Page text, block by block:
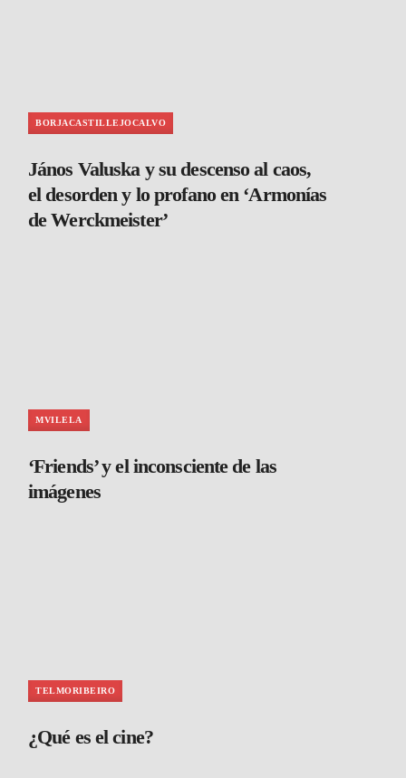
BORJACASTILLEJOCALVO
János Valuska y su descenso al caos,
el desorden y lo profano en ‘Armonías
de Werckmeister’
MVILELA
‘Friends’ y el inconsciente de las
imágenes
TELMORIBEIRO
¿Qué es el cine?